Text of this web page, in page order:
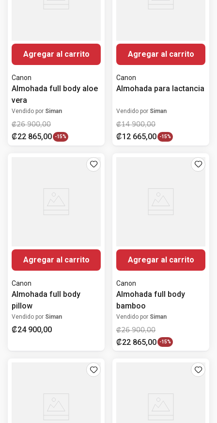
Agregar al carrito
Canon
Almohada full body aloe
vera
Vendido por Siman
₡26 900,00
₡22 865,00 -15%
Agregar al carrito
Canon
Almohada para lactancia
Vendido por Siman
₡14 900,00
₡12 665,00 -15%
Agregar al carrito
Canon
Almohada full body
pillow
Vendido por Siman
₡24 900,00
Agregar al carrito
Canon
Almohada full body
bamboo
Vendido por Siman
₡26 900,00
₡22 865,00 -15%